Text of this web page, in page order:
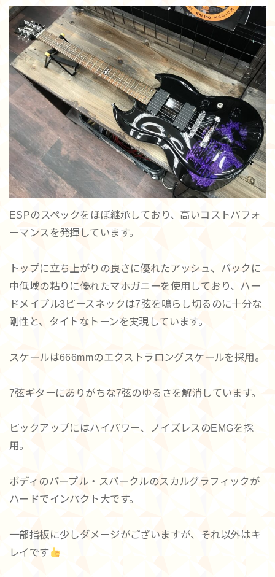
ESPのスペックをほぼ継承しており、高いコストパフォ
ーマンスを発揮しています。
トップに立ち上がりの良さに優れたアッシュ、バックに
中低域の粘りに優れたマホガニーを使用しており、ハー
ドメイプル3ピースネックは7弦を鳴らし切るのに十分な
剛性と、タイトなトーンを実現しています。
スケールは666mmのエクストラロングスケールを採用。
7弦ギターにありがちな7弦のゆるさを解消しています。
ピックアップにはハイパワー、ノイズレスのEMGを採
用。
ボディのパープル・スパークルのスカルグラフィックが
ハードでインパクト大です。
一部指板に少しダメージがございますが、それ以外はキ
レイです